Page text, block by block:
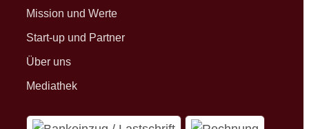
Mission und Werte
Start-up und Partner
Über uns
Mediathek